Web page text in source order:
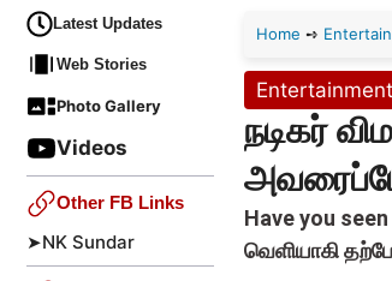
Home ➺
Entertainment
நடிகர்
Have you
வெளியாகி
Latest Updates
Web Stories
Photo Gallery
Videos
Other FB Links
➤NK Sundar